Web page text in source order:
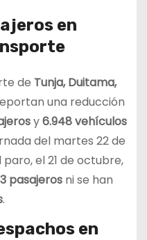
en
de Tunja, Duitama,
una reducción
y6.948 vehículos
del martes 22 de
el 21 de octubre,
pasajerosni se han
.
en